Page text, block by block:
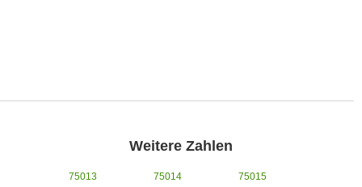
Weitere Zahlen
75013 75014
75015